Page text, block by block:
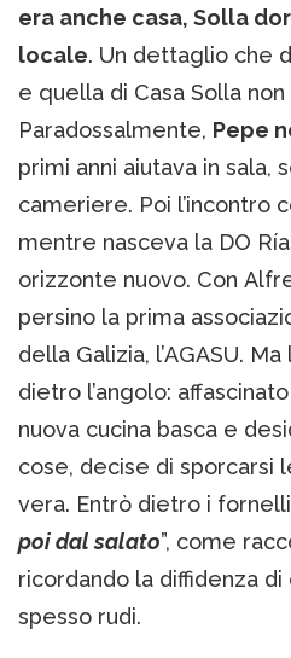
era anche casa, Solla
locale. Un dettaglio che
e quella di Casa Solla
Paradossalmente, Pepe
primi anni aiutava in sala,
cameriere. Poi l’incontro
mentre nasceva la DO
orizzonte nuovo. Con
persino la prima
della Galizia, l’AGASU.
dietro l’angolo:
nuova cucina basca e
cose, decise di sporcarsi
vera. Entrò dietro i fornelli
poi dal salato”, come
ricordando la diffidenza
spesso rudi.